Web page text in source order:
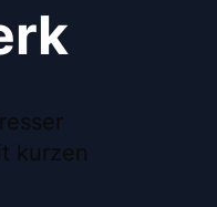
kurzen